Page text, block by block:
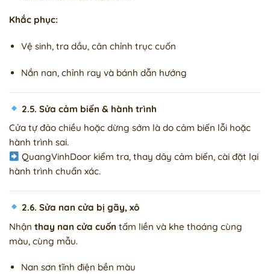
Khắc phục:
Vệ sinh, tra dầu, cân chỉnh trục cuốn
Nắn nan, chỉnh ray và bánh dẫn hướng
2.5. Sửa cảm biến & hành trình
Cửa tự đảo chiều hoặc dừng sớm là do cảm biến lỗi hoặc
hành trình sai.
QuangVinhDoor kiểm tra, thay dây cảm biến, cài đặt lại
hành trình chuẩn xác.
2.6. Sửa nan cửa bị gãy, xô
Nhận thay nan cửa cuốn tấm liền và khe thoáng cùng
màu, cùng mẫu.
Nan sơn tĩnh điện bền màu